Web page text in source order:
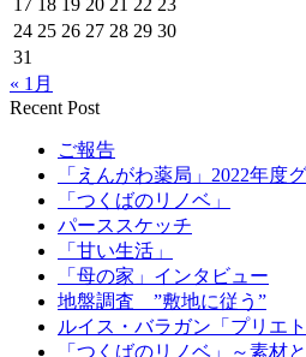
17 18 19 20 21 22 23
24 25 26 27 28 29 30
31
« 1月
Recent Post
ご報告
「えんがわ薬局」2022年度
「つくばのリノベ」
パーススケッチ
「甘い生活」
「母の家」インタビュー
地盤調査 ”敷地に従う”
ルイス・バラガン「プリエ
「つくばのリノベ」～素材